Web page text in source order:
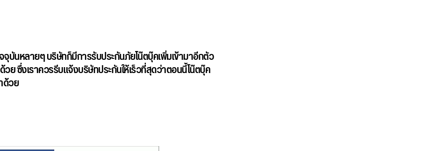
บันหลายๆ บริษัทก็มีการรับประกันภัยโน๊ตบุ๊คเพิ่มเข้ามาอีกตัว
ย ซึ่งเราควรรีบแจ้งบริษัทประกันให้เร็วที่สุดว่าตอนนี้โน๊ตบุ๊ค
ด้วย